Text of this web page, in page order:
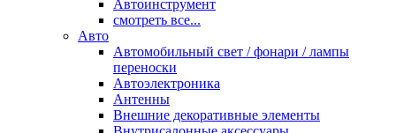
Автоинструмент
смотреть все...
Авто
Автомобильный свет / фонари / лампы
переноски
Автоэлектроника
Антенны
Внешние декоративные элементы